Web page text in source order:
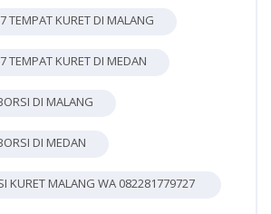
TEMPAT KURET DI MALANG
TEMPAT KURET DI MEDAN
DI MALANG
DI MEDAN
KURET MALANG WA 082281779727